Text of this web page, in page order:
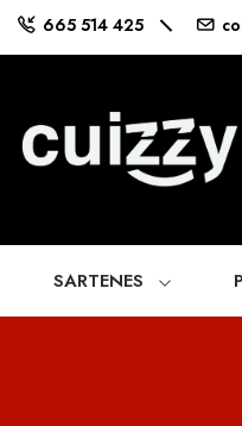
665 514 425
SARTENES